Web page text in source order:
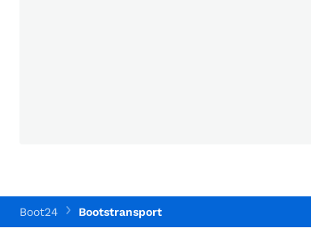
Boot24 Bootstransport